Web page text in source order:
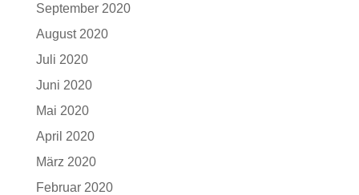
September 2020
August 2020
Juli 2020
Juni 2020
Mai 2020
April 2020
März 2020
Februar 2020